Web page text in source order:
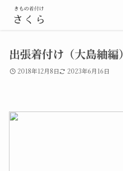
出張着付け（大島紬編）
2018年12月8日 2023年6月16日